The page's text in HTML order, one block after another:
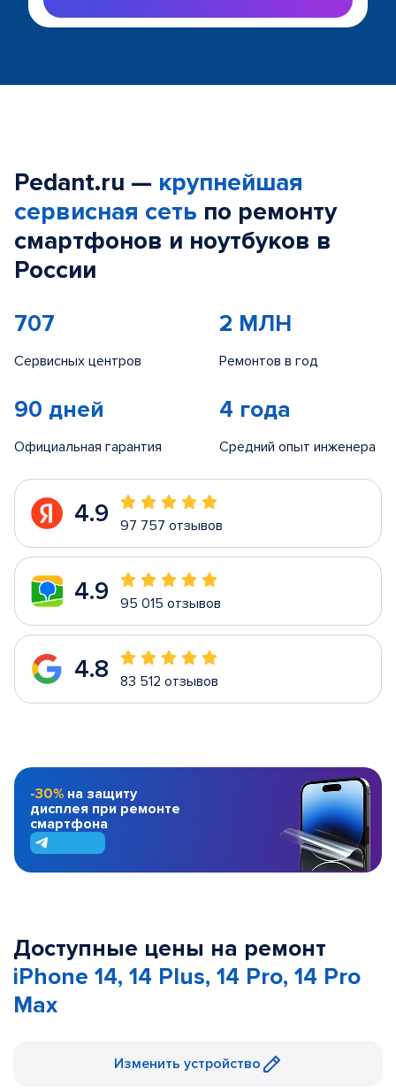
Pedant.ru — крупнейшая
сервисная сеть по ремонту
смартфонов и ноутбуков в
России
707
Сервисных центров
2 МЛН
Ремонтов в год
90 дней
Официальная гарантия
4 года
Средний опыт инженера
4.9 97 757 отзывов
4.9 95 015 отзывов
4.8 83 512 отзывов
-30% на защиту
дисплея при ремонте
смартфона
Доступные цены на ремонт
iPhone 14, 14 Plus, 14 Pro, 14 Pro
Max
Изменить устройство